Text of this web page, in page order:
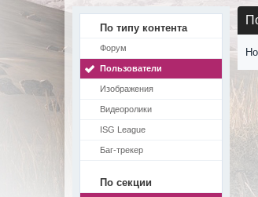
По типу контента
Форум
Пользователи
Изображения
Видеоролики
ISG League
Баг-трекер
По секции